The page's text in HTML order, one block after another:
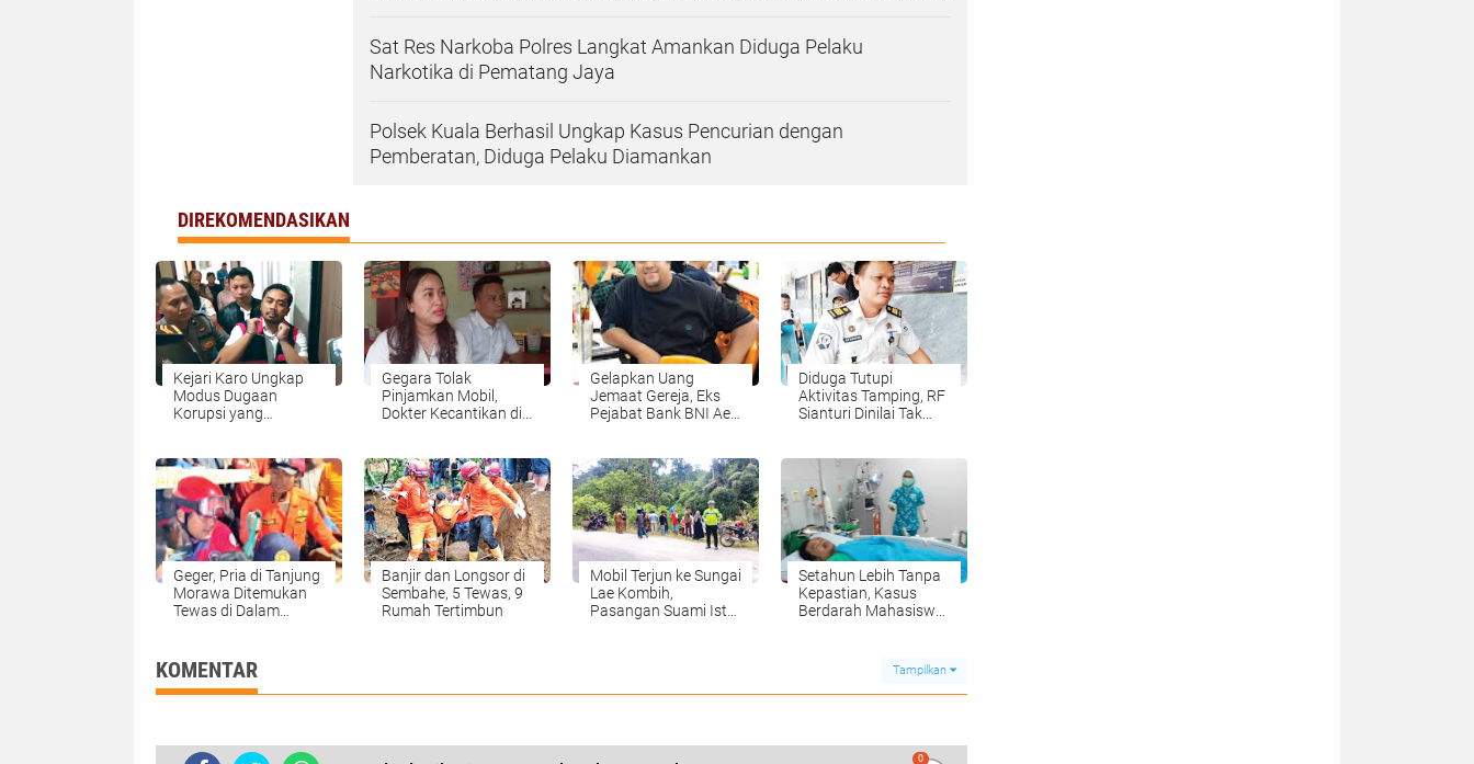
Sat Res Narkoba Polres Langkat Amankan Diduga Pelaku
Narkotika di Pematang Jaya
Polsek Kuala Berhasil Ungkap Kasus Pencurian dengan
Pemberatan, Diduga Pelaku Diamankan
DIREKOMENDASIKAN
Kejari Karo Ungkap
Modus Dugaan
Korupsi yang
Gegara Tolak
Pinjamkan Mobil,
Dokter Kecantikan di
Gelapkan Uang
Jemaat Gereja, Eks
Pejabat Bank BNI Aek
Diduga Tutupi
Aktivitas Tamping, RF
Sianturi Dinilai Tak
Pematangsiantar
Geger, Pria di Tanjung
Morawa Ditemukan
Tewas di Dalam
Banjir dan Longsor di
Sembahe, 5 Tewas, 9
Rumah Tertimbun
Mobil Terjun ke Sungai
Lae Kombih,
Pasangan Suami Istri
Setahun Lebih Tanpa
Kepastian, Kasus
Berdarah Mahasiswa
Tembung Disorot
KOMENTAR Tampilkan
0